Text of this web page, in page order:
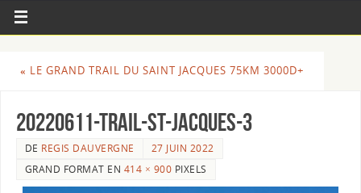
« LE GRAND TRAIL DU SAINT JACQUES 75KM 3000D+
20220611-Trail-ST-JACQUES-3
DE REGIS DAUVERGNE
27 JUIN 2022
GRAND FORMAT EN 414 × 900 PIXELS